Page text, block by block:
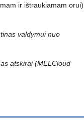
ir ištraukiamam orui)
valdymui nuo
atskirai (MELCloud